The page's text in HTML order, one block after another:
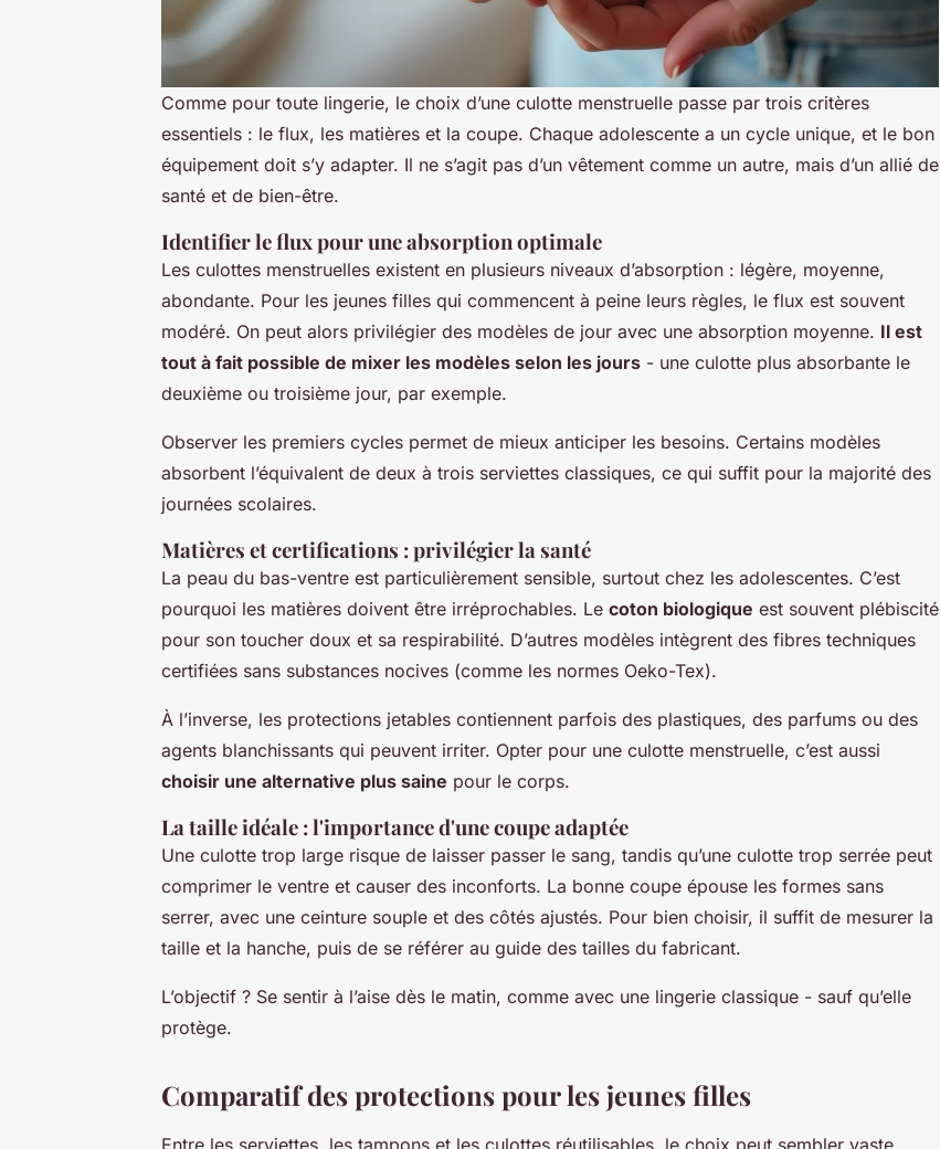
Comme pour toute lingerie, le choix d’une culotte menstruelle passe par trois critères
essentiels : le flux, les matières et la coupe. Chaque adolescente a un cycle unique, et le bon
équipement doit s’y adapter. Il ne s’agit pas d’un vêtement comme un autre, mais d’un allié de
santé et de bien-être.
Identifier le flux pour une absorption optimale
Les culottes menstruelles existent en plusieurs niveaux d’absorption : légère, moyenne,
abondante. Pour les jeunes filles qui commencent à peine leurs règles, le flux est souvent
modéré. On peut alors privilégier des modèles de jour avec une absorption moyenne. Il est
tout à fait possible de mixer les modèles selon les jours - une culotte plus absorbante le
deuxième ou troisième jour, par exemple.
Observer les premiers cycles permet de mieux anticiper les besoins. Certains modèles
absorbent l’équivalent de deux à trois serviettes classiques, ce qui suffit pour la majorité des
journées scolaires.
Matières et certifications : privilégier la santé
La peau du bas-ventre est particulièrement sensible, surtout chez les adolescentes. C’est
pourquoi les matières doivent être irréprochables. Le coton biologique est souvent plébiscité
pour son toucher doux et sa respirabilité. D’autres modèles intègrent des fibres techniques
certifiées sans substances nocives (comme les normes Oeko-Tex).
À l’inverse, les protections jetables contiennent parfois des plastiques, des parfums ou des
agents blanchissants qui peuvent irriter. Opter pour une culotte menstruelle, c’est aussi
choisir une alternative plus saine pour le corps.
La taille idéale : l'importance d'une coupe adaptée
Une culotte trop large risque de laisser passer le sang, tandis qu’une culotte trop serrée peut
comprimer le ventre et causer des inconforts. La bonne coupe épouse les formes sans
serrer, avec une ceinture souple et des côtés ajustés. Pour bien choisir, il suffit de mesurer la
taille et la hanche, puis de se référer au guide des tailles du fabricant.
L’objectif ? Se sentir à l’aise dès le matin, comme avec une lingerie classique - sauf qu’elle
protège.
Comparatif des protections pour les jeunes filles